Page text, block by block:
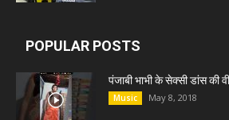
POPULAR POSTS
पंजाबी भाभी के सेक्सी डांस की
Music May 8, 2018